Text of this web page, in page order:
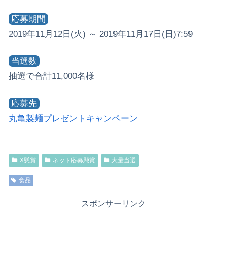
応募期間
2019年11月12日(火) ～ 2019年11月17日(日)7:59
当選数
抽選で合計11,000名様
応募先
丸亀製麺プレゼントキャンペーン
X懸賞 ネット応募懸賞 大量当選
食品
スポンサーリンク